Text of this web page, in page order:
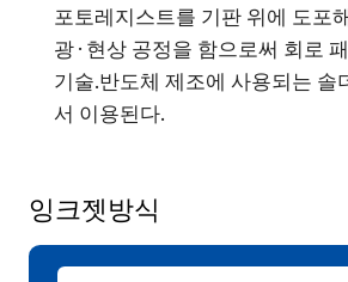
포토레지스트를 기판 위에 도포
광·현상 공정을 함으로써 회로
기술.반도체 제조에 사용되는 솔
서 이용된다.
잉크젯방식